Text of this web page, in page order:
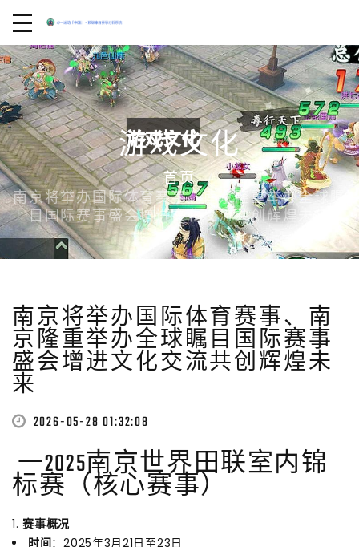
游戏文化
首页
南京将举办国际体育赛事、南京隆重举办全球瞩
目国际赛事盛会增进文化交流共创辉煌未来
南京将举办国际体育赛事、南
京隆重举办全球瞩目国际赛事
盛会增进文化交流共创辉煌未
来
2026-05-28 01:32:08
️一2025南京世界田联室内锦
标赛（核心赛事）
1.赛事概况
时间：2025年3月21日至23日